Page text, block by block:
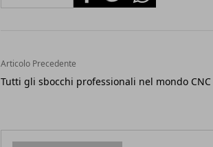
Articolo Precedente
Tutti gli sbocchi professionali nel mondo CNC